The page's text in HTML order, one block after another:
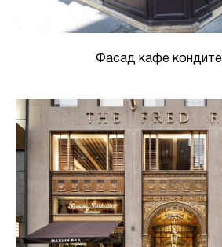
Фасад кафе